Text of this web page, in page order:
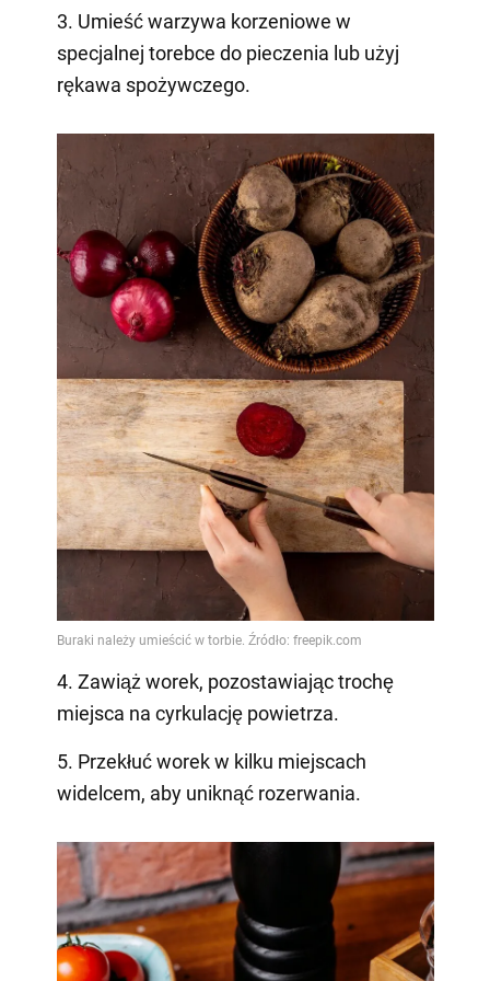
3. Umieść warzywa korzeniowe w
specjalnej torebce do pieczenia lub użyj
rękawa spożywczego.
4. Zawiąż worek, pozostawiając trochę
miejsca na cyrkulację powietrza.
5. Przekłuć worek w kilku miejscach
widelcem, aby uniknąć rozerwania.